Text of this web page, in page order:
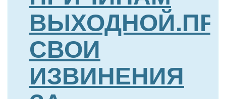
СВОИ
ИЗВИНЕНИЯ